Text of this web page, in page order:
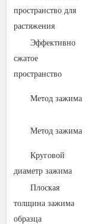
пространство для
растяжения
Эффективно
сжатое
пространство
Метод зажима
Метод зажима
Круговой
диаметр зажима
Плоская
толщина зажима
образца